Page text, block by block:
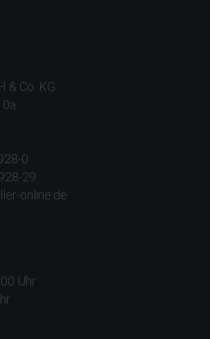
& Co. KG
0
29
online.de
Uhr